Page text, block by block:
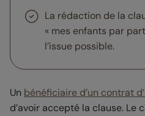
La rédaction de la
« mes enfants par
l’issue possible.
Un bénéficiaire d’un contrat
d’avoir accepté la clause.